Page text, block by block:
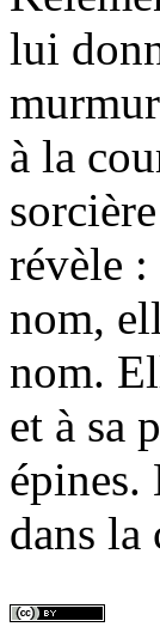
lui
à la
révèle :
nom,
nom.
et à sa
épines.
dans la